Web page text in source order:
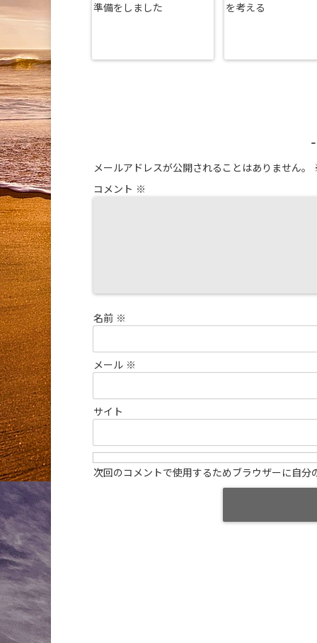
準備をしました
を考える
メールアドレスが公開されることはありません。
コメント ※
名前 ※
メール ※
サイト
次回のコメントで使用するためブラウザーに自